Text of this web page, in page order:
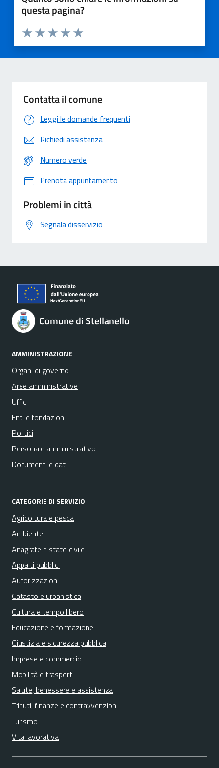
questa pagina?
Valuta 5 stelle su 5
Valuta 4 stelle su 5
Valuta 3 stelle su 5
Valuta 2 stelle su 5
Valuta 1 stelle su 5
Contatta il comune
Leggi le domande frequenti
Richiedi assistenza
Numero verde
Prenota appuntamento
Problemi in città
Segnala disservizio
Comune di Stellanello
AMMINISTRAZIONE
Organi di governo
Aree amministrative
Uffici
Enti e fondazioni
Politici
Personale amministrativo
Documenti e dati
CATEGORIE DI SERVIZIO
Agricoltura e pesca
Ambiente
Anagrafe e stato civile
Appalti pubblici
Autorizzazioni
Catasto e urbanistica
Cultura e tempo libero
Educazione e formazione
Giustizia e sicurezza pubblica
Imprese e commercio
Mobilità e trasporti
Salute, benessere e assistenza
Tributi, finanze e contravvenzioni
Turismo
Vita lavorativa